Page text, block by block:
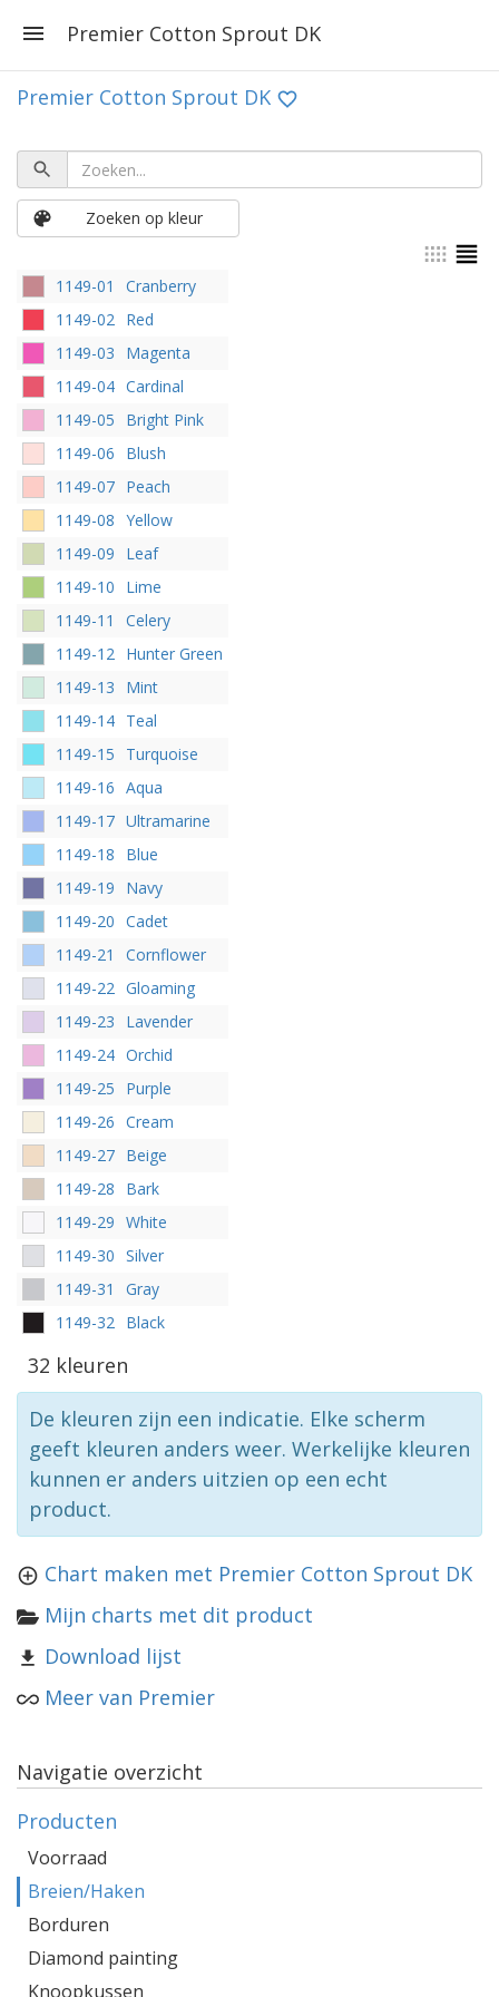
Premier Cotton Sprout DK
Premier Cotton Sprout DK
Zoeken op kleur
1149-01
Cranberry
1149-02 Red
1149-03
Magenta
1149-04 Cardinal
1149-05
Bright Pink
1149-06
Blush
1149-07 Peach
1149-08 Yellow
1149-09
Leaf
1149-10
Lime
1149-11
Celery
1149-12 Hunter Green
1149-13
Mint
1149-14 Teal
1149-15
Turquoise
1149-16 Aqua
1149-17 Ultramarine
1149-18
Blue
1149-19
Navy
1149-20 Cadet
1149-21
Cornflower
1149-22 Gloaming
1149-23
Lavender
1149-24 Orchid
1149-25
Purple
1149-26 Cream
1149-27 Beige
1149-28
Bark
1149-29 White
1149-30 Silver
1149-31
Gray
1149-32 Black
32 kleuren
De kleuren zijn een indicatie. Elke scherm
geeft kleuren anders weer. Werkelijke kleuren
kunnen er anders uitzien op een echt
product.
Chart maken met Premier Cotton Sprout DK
Mijn charts met dit product
Download lijst
Meer van Premier
Navigatie overzicht
Producten
Voorraad
Breien/Haken
Borduren
Diamond painting
Knoopkussen